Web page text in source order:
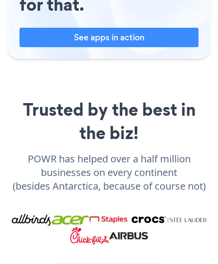
See apps in action
Trusted by the best in
the biz!
POWR has helped over a half million
businesses on every continent
(besides Antarctica, because of course not)